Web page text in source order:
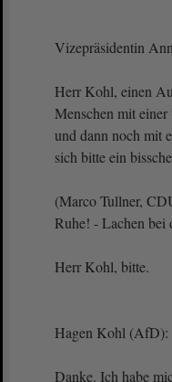
Vizepräsidentin
Herr Kohl, einen
Menschen mit
und dann noch mit
sich bitte ein
(Marco Tullner,
Ruhe! - Lachen bei
Herr Kohl, bitte.
Hagen Kohl (AfD):
Danke. Ich habe